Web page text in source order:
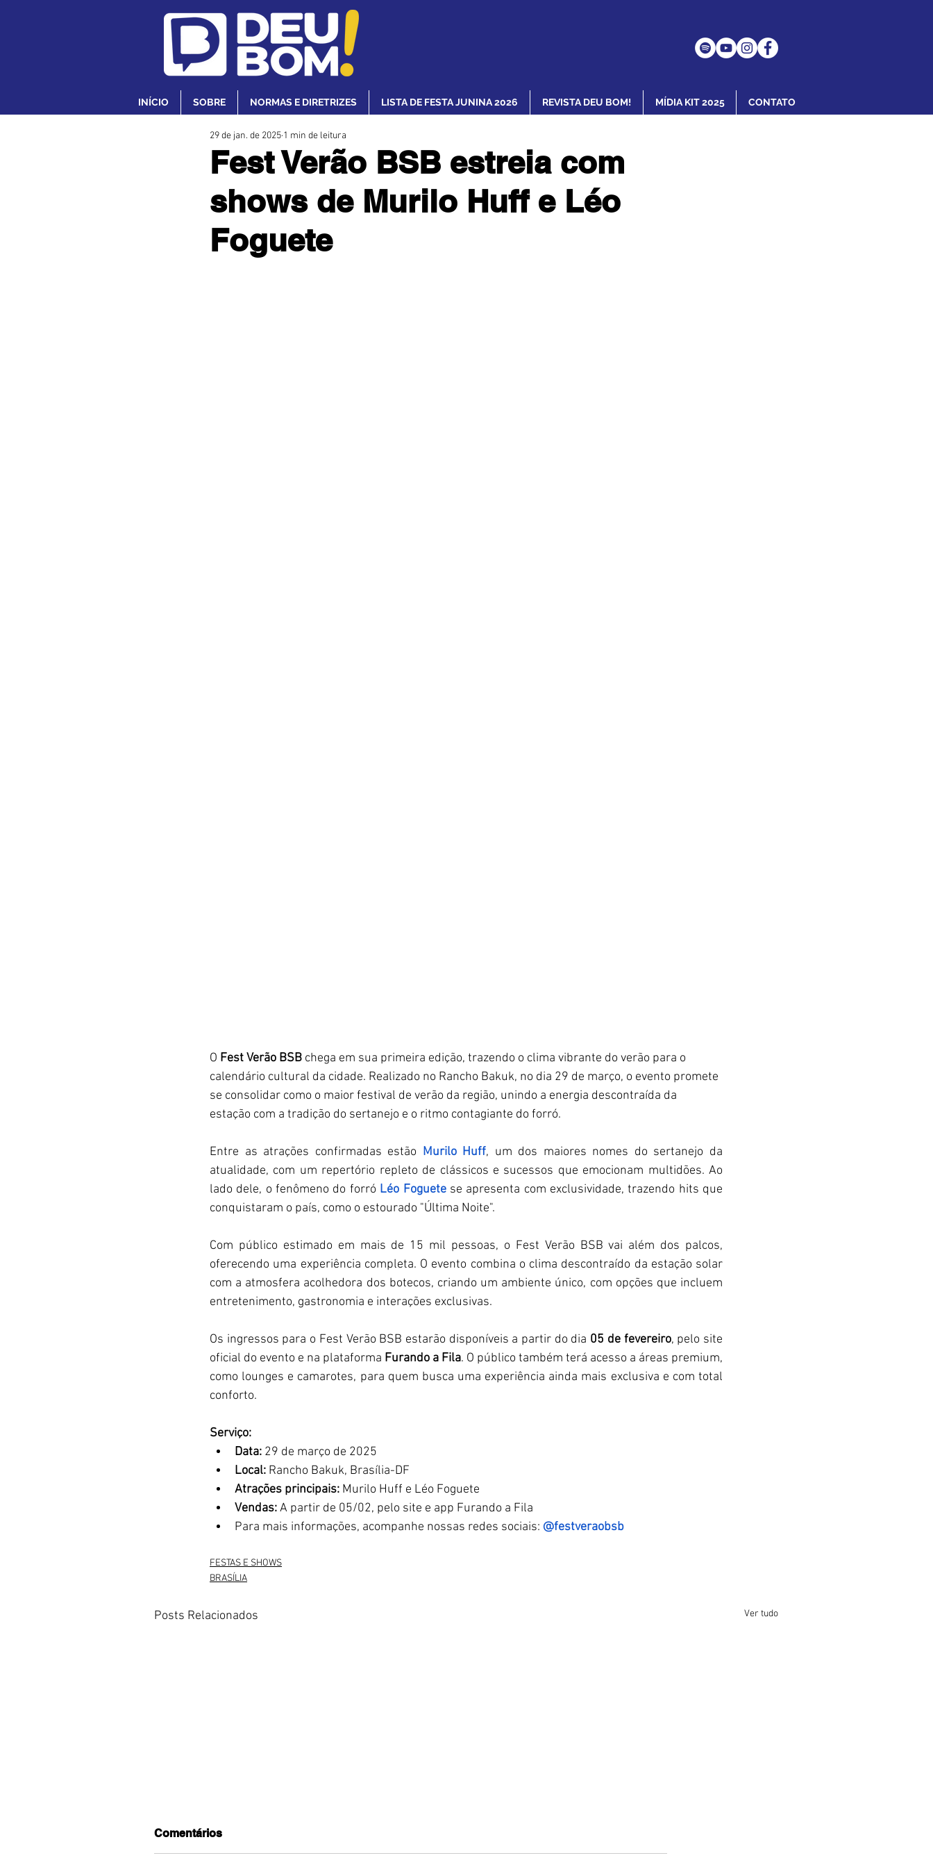
INÍCIO SOBRE NORMAS E DIRETRIZES LISTA DE FESTA JUNINA 2026 REVISTA DEU BOM! MÍDIA KIT 2025 CONTATO
Fest Verão BSB estreia com
shows de Murilo Huff e Léo
Foguete
29 de jan. de 2025 1 min de leitura
O Fest Verão BSB chega em sua primeira edição, trazendo o clima vibrante do verão para o
calendário cultural da cidade. Realizado no Rancho Bakuk, no dia 29 de março, o evento promete
se consolidar como o maior festival de verão da região, unindo a energia descontraída da
estação com a tradição do sertanejo e o ritmo contagiante do forró.
Entre as atrações confirmadas estão Murilo Huff, um dos maiores nomes do sertanejo da
atualidade, com um repertório repleto de clássicos e sucessos que emocionam multidões. Ao
lado dele, o fenômeno do forró Léo Foguete se apresenta com exclusividade, trazendo hits que
conquistaram o país, como o estourado "Última Noite".
Com público estimado em mais de 15 mil pessoas, o Fest Verão BSB vai além dos palcos,
oferecendo uma experiência completa. O evento combina o clima descontraído da estação solar
com a atmosfera acolhedora dos botecos, criando um ambiente único, com opções que incluem
entretenimento, gastronomia e interações exclusivas.
Os ingressos para o Fest Verão BSB estarão disponíveis a partir do dia 05 de fevereiro, pelo site
oficial do evento e na plataforma Furando a Fila. O público também terá acesso a áreas premium,
como lounges e camarotes, para quem busca uma experiência ainda mais exclusiva e com total
conforto.
Serviço:
Data: 29 de março de 2025
Local: Rancho Bakuk, Brasília-DF
Atrações principais: Murilo Huff e Léo Foguete
Vendas: A partir de 05/02, pelo site e app Furando a Fila
Para mais informações, acompanhe nossas redes sociais: @festveraobsb
FESTAS E SHOWS
BRASÍLIA
Posts Relacionados Ver tudo
Comentários